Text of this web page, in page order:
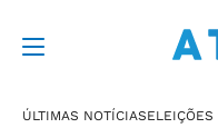
ÚLTIMAS NOTÍCIAS